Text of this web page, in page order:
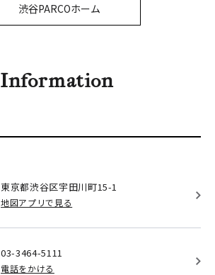
渋谷PARCOホーム
Information
東京都渋谷区宇田川町15-1
地図アプリで見る
03-3464-5111
電話をかける